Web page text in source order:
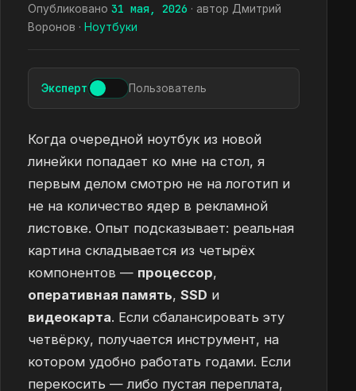
Опубликовано 31 мая, 2026 · автор Дмитрий
Воронов · Ноутбуки
Эксперт Пользователь
Когда очередной ноутбук из новой
линейки попадает ко мне на стол, я
первым делом смотрю не на логотип и
не на количество ядер в рекламной
листовке. Опыт подсказывает: реальная
картина складывается из четырёх
компонентов — процессор,
оперативная память, SSD и
видеокарта. Если сбалансировать эту
четвёрку, получается инструмент, на
котором удобно работать годами. Если
перекосить — либо пустая переплата,